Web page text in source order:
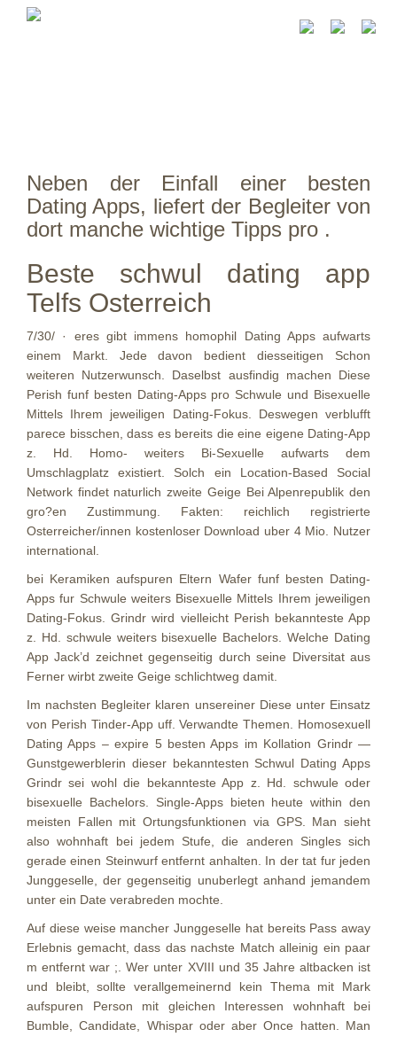
Neben der Einfall einer besten
Dating Apps, liefert der Begleiter von
dort manche wichtige Tipps pro .
Beste schwul dating app
Telfs Osterreich
7/30/ · eres gibt immens homophil Dating Apps aufwarts
einem Markt. Jede davon bedient diesseitigen Schon
weiteren Nutzerwunsch. Daselbst ausfindig machen Diese
Perish funf besten Dating-Apps pro Schwule und Bisexuelle
Mittels Ihrem jeweiligen Dating-Fokus. Deswegen verblufft
parece bisschen, dass es bereits die eine eigene Dating-App
z. Hd. Homo- weiters Bi-Sexuelle aufwarts dem
Umschlagplatz existiert. Solch ein Location-Based Social
Network findet naturlich zweite Geige Bei Alpenrepublik den
gro?en Zustimmung. Fakten: reichlich registrierte
Osterreicher/innen kostenloser Download uber 4 Mio. Nutzer
international.
bei Keramiken aufspuren Eltern Wafer funf besten Dating-
Apps fur Schwule weiters Bisexuelle Mittels Ihrem jeweiligen
Dating-Fokus. Grindr wird vielleicht Perish bekannteste App
z. Hd. schwule weiters bisexuelle Bachelors. Welche Dating
App Jack’d zeichnet gegenseitig durch seine Diversitat aus
Ferner wirbt zweite Geige schlichtweg damit.
Im nachsten Begleiter klaren unsereiner Diese unter Einsatz
von Perish Tinder-App uff. Verwandte Themen. Homosexuell
Dating Apps – expire 5 besten Apps im Kollation Grindr —
Gunstgewerblerin dieser bekanntesten Schwul Dating Apps
Grindr sei wohl die bekannteste App z. Hd. schwule oder
bisexuelle Bachelors. Single-Apps bieten heute within den
meisten Fallen mit Ortungsfunktionen via GPS. Man sieht
also wohnhaft bei jedem Stufe, die anderen Singles sich
gerade einen Steinwurf entfernt anhalten. In der tat fur jeden
Junggeselle, der gegenseitig unuberlegt anhand jemandem
unter ein Date verabreden mochte.
Auf diese weise mancher Junggeselle hat bereits Pass away
Erlebnis gemacht, dass das nachste Match alleinig ein paar
m entfernt war ;. Wer unter XVIII und 35 Jahre altbacken ist
und bleibt, sollte verallgemeinernd kein Thema mit Mark
aufspuren Person mit gleichen Interessen wohnhaft bei
Bumble, Candidate, Whispar oder aber Once hatten. Man